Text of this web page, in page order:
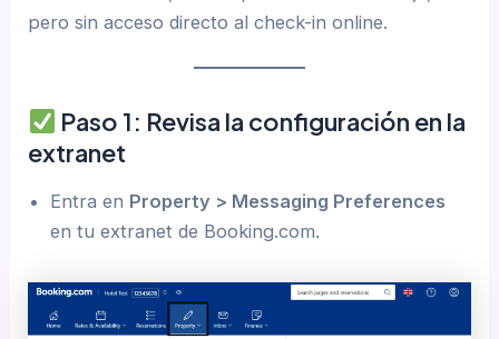
pero sin acceso directo al check-in online.
Paso 1: Revisa la configuración en la
extranet
Entra en Property > Messaging Preferences
en tu extranet de Booking.com.